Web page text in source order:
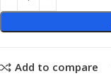
Add to compare